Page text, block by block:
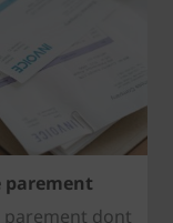
parement
parement dont